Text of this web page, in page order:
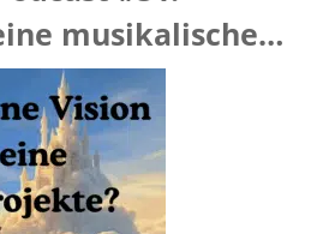
musikalische